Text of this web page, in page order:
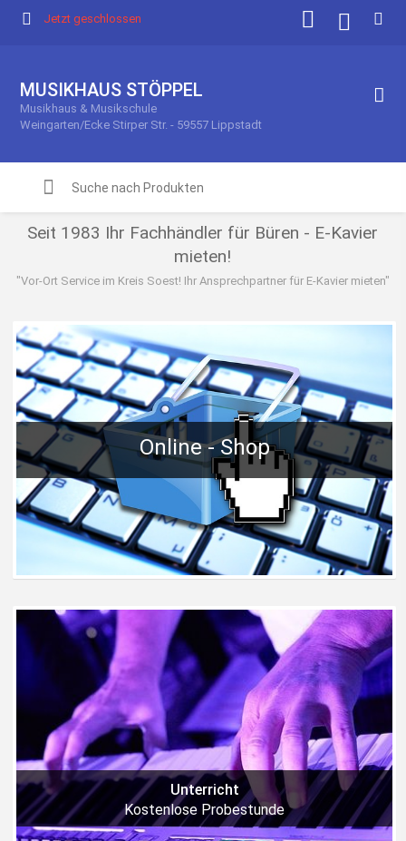
Jetzt geschlossen
MUSIKHAUS STÖPPEL
Musikhaus & Musikschule
Weingarten/Ecke Stirper Str. - 59557 Lippstadt
Seit 1983 Ihr Fachhändler für Büren - E-Kavier
mieten!
"Vor-Ort Service im Kreis Soest! Ihr Ansprechpartner für E-Kavier mieten"
Online - Shop
Unterricht
Kostenlose Probestunde